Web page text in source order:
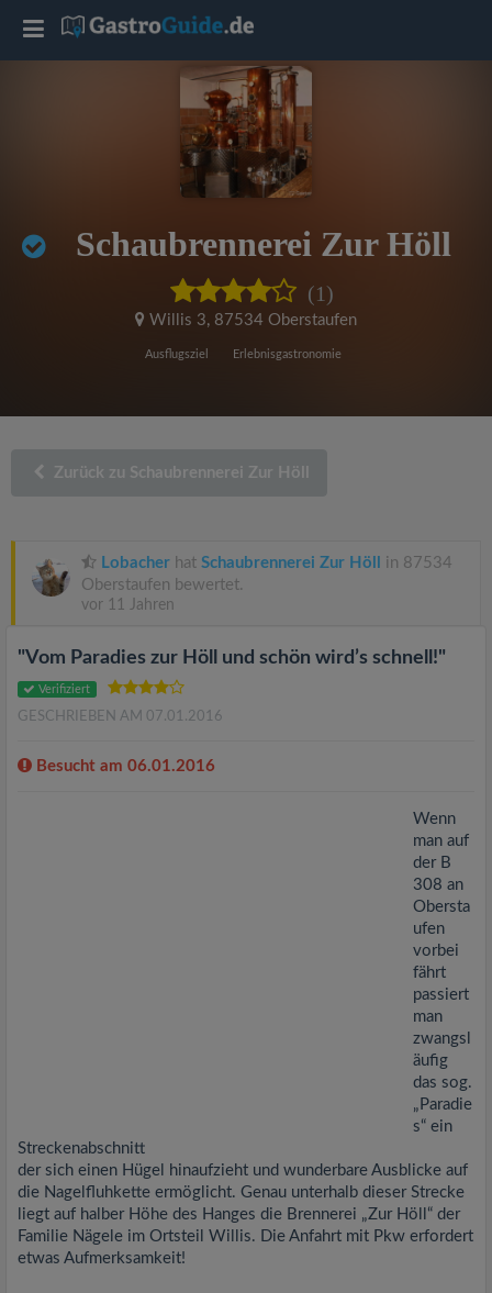
Schaubrennerei Zur Höll
(1)
Willis 3, 87534 Oberstaufen
Ausflugsziel Erlebnisgastronomie
Zurück zu Schaubrennerei Zur Höll
Lobacher hat Schaubrennerei Zur Höll
in 87534
Oberstaufen bewertet.
vor 11 Jahren
"Vom Paradies zur Höll und schön wird’s schnell!"
Verifiziert
GESCHRIEBEN AM 07.01.2016
Besucht am 06.01.2016
Wenn
man auf
der B
308 an
Obersta
ufen
vorbei
fährt
passiert
man
zwangsl
äufig
das sog.
„Paradie
s“ ein
Streckenabschnitt
der sich einen Hügel hinaufzieht und wunderbare Ausblicke auf
die Nagelfluhkette ermöglicht. Genau unterhalb dieser Strecke
liegt auf halber Höhe des Hanges die Brennerei „Zur Höll“ der
Familie Nägele im Ortsteil Willis. Die Anfahrt mit Pkw erfordert
etwas Aufmerksamkeit!
T
a
t